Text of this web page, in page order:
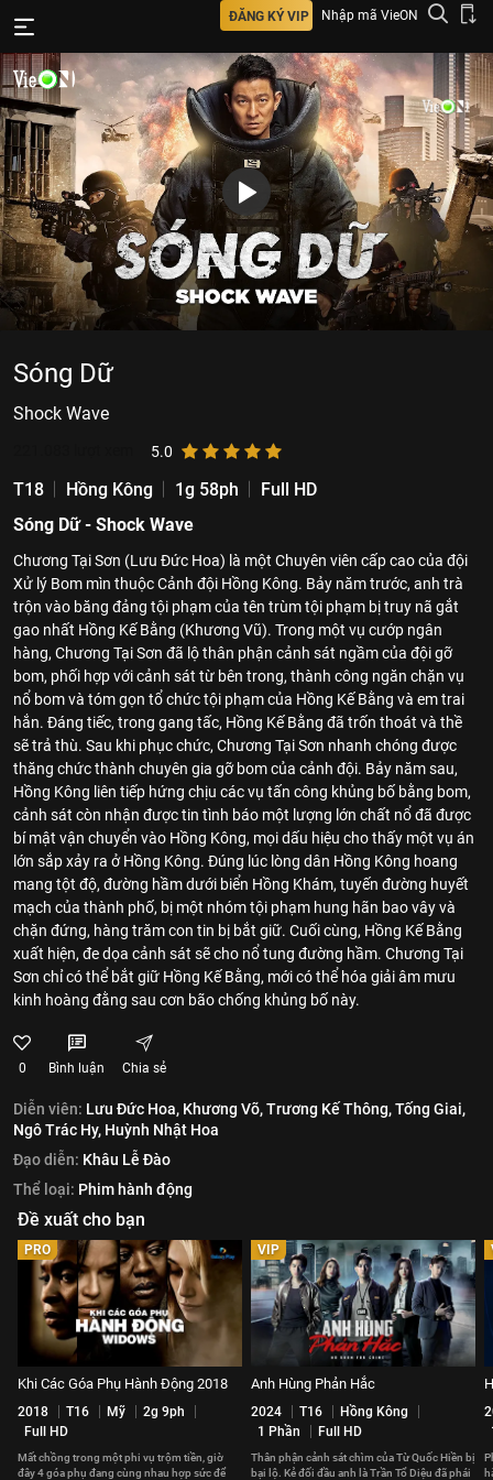
ĐĂNG KÝ VIP Nhập mã VieON
Sóng Dữ
Shock Wave
5.0
T18 Hồng Kông 1g 58ph
Full HD
Sóng Dữ - Shock Wave
Chương Tại Sơn (Lưu Đức Hoa) là một Chuyên viên cấp cao của đội
Xử lý Bom mìn thuộc Cảnh đội Hồng Kông. Bảy năm trước, anh trà
trộn vào băng đảng tội phạm của tên trùm tội phạm bị truy nã gắt
gao nhất Hồng Kế Bằng (Khương Vũ). Trong một vụ cướp ngân
hàng, Chương Tại Sơn đã lộ thân phận cảnh sát ngầm của đội gỡ
bom, phối hợp với cảnh sát từ bên trong, thành công ngăn chặn vụ
nổ bom và tóm gọn tổ chức tội phạm của Hồng Kế Bằng và em trai
hắn. Đáng tiếc, trong gang tấc, Hồng Kế Bằng đã trốn thoát và thề
sẽ trả thù. Sau khi phục chức, Chương Tại Sơn nhanh chóng được
thăng chức thành chuyên gia gỡ bom của cảnh đội. Bảy năm sau,
Hồng Kông liên tiếp hứng chịu các vụ tấn công khủng bố bằng bom,
cảnh sát còn nhận được tin tình báo một lượng lớn chất nổ đã được
bí mật vận chuyển vào Hồng Kông, mọi dấu hiệu cho thấy một vụ án
lớn sắp xảy ra ở Hồng Kông. Đúng lúc lòng dân Hồng Kông hoang
mang tột độ, đường hầm dưới biển Hồng Khám, tuyến đường huyết
mạch của thành phố, bị một nhóm tội phạm hung hãn bao vây và
chặn đứng, hàng trăm con tin bị bắt giữ. Cuối cùng, Hồng Kế Bằng
xuất hiện, đe dọa cảnh sát sẽ cho nổ tung đường hầm. Chương Tại
Sơn chỉ có thể bắt giữ Hồng Kế Bằng, mới có thể hóa giải âm mưu
kinh hoàng đằng sau cơn bão chống khủng bố này.
0 Bình luận Chia sẻ
Diễn viên: Lưu Đức Hoa, Khương Võ,Trương Kế Thông,Tống Giai,
Ngô Trác Hy, Huỳnh Nhật Hoa
Đạo diễn: Khâu Lễ Đào
Thể loại: Phim hành động
Đề xuất cho bạn
PRO
Khi Các Góa Phụ Hành Động 2018
2018 T16 Mỹ
2g 9ph
Full HD
Mất chồng trong một phi vụ trộm tiền, giờ
đây 4 góa phụ đang cùng nhau hợp sức để
VIP
Anh Hùng Phản Hắc
2024 T16
Hồng Kông
1 Phần
Full HD
Thân phận cảnh sát chìm của Từ Quốc Hiền bị
bại lộ. Kẻ đối đầu anh là Trần Tổ Diệu đã phái